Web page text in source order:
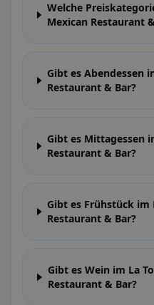
Welche
Mexican Restaurant
Gibt es Abendessen
Restaurant & Bar?
Gibt es Mittagessen
Restaurant & Bar?
Gibt es Frühstück im
Restaurant & Bar?
Gibt es Wein im La
Restaurant & Bar?